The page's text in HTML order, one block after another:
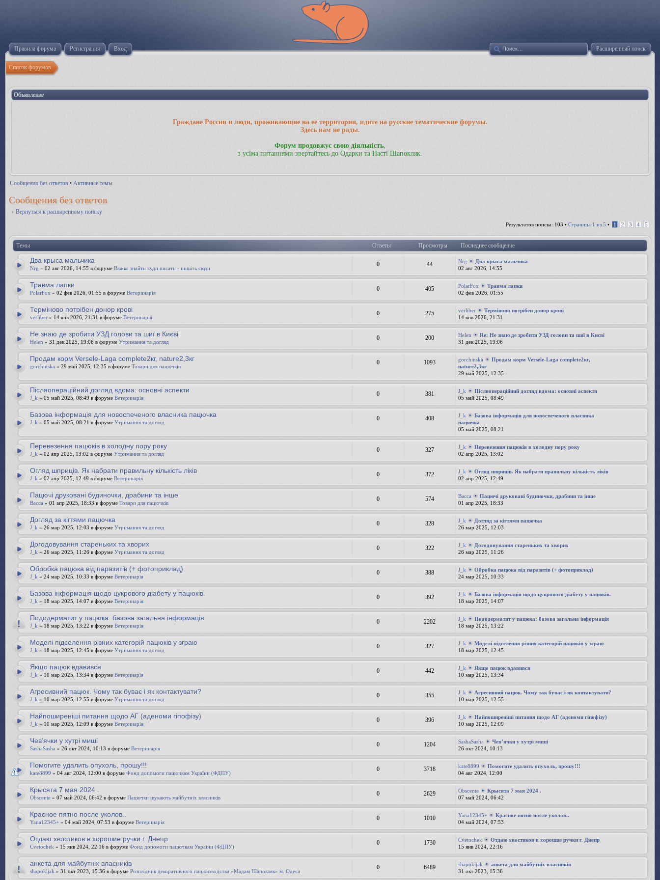
Расширенный поиск
Правила форума Регистрация Вход
Список форумов
Объявление
Граждане России и люди, проживающие на ее территории, идите на русские тематические форумы.
Здесь вам не рады.
Форум продовжує свою діяльність
з усіма питаннями звертайтесь до Одарки та Насті Шапокляк.
Сообщения без ответов • Активные темы
Сообщения без ответов
Вернуться к расширенному поиску
Результатов поиска: 103 • Страница 1 из 5 • 1 2 3 4 5
Темы Ответы Просмотры Последнее сообщение
Два крыса мальчика
Nrg » 02 авг 2026, 14:55 в форуме Важко знайти куди писати - пишіть сюди
0 44 Nrg
Два крыса мальчика
02 авг 2026, 14:55
Травма лапки
PolarFox » 02 фев 2026, 01:55 в форуме Ветеринарія
0 405 PolarFox
Травма лапки
02 фев 2026, 01:55
Терміново потрібен донор крові
verliber » 14 янв 2026, 21:31 в форуме Ветеринарія
0 275 verliber
Терміново потрібен донор крові
14 янв 2026, 21:31
Не знаю де зробити УЗД голови та шиї в Києві
Helen » 31 дек 2025, 19:06 в форуме Утримання та догляд
0 200 Helen
Re: Не знаю де зробити УЗД голови та шиї в Києві
31 дек 2025, 19:06
Продам корм Versele-Laga complete2кг, nature2,3кг
gorchinska » 29 май 2025, 12:35 в форуме Товари для пацючків
0 1093 gorchinska
Продам корм Versele-Laga complete2кг,
nature2,3кг
29 май 2025, 12:35
Післяопераційний догляд вдома: основні аспекти
J_k » 05 май 2025, 08:49 в форуме Ветеринарія
0 381 J_k
Післяопераційний догляд вдома: основні аспекти
05 май 2025, 08:49
Базова інформація для новоспеченого власника пацючка
J_k » 05 май 2025, 08:21 в форуме Утримання та догляд
0 408 J_k
Базова інформація для новоспеченого власника
пацючка
05 май 2025, 08:21
Перевезення пацюків в холодну пору року
J_k » 02 апр 2025, 13:02 в форуме Утримання та догляд
0 327 J_k
Перевезення пацюків в холодну пору року
02 апр 2025, 13:02
Огляд шприців. Як набрати правильну кількість ліків
J_k » 02 апр 2025, 12:49 в форуме Ветеринарія
0 372 J_k
Огляд шприців. Як набрати правильну кількість ліків
02 апр 2025, 12:49
Пацючі друковані будиночки, драбини та інше
Bacca » 01 апр 2025, 18:33 в форуме Товари для пацючків
0 574 Bacca
Пацючі друковані будиночки, драбини та інше
01 апр 2025, 18:33
Догляд за кігтями пацючка
J_k » 26 мар 2025, 12:03 в форуме Утримання та догляд
0 328 J_k
Догляд за кігтями пацючка
26 мар 2025, 12:03
Догодовування стареньких та хворих
J_k » 26 мар 2025, 11:26 в форуме Утримання та догляд
0 322 J_k
Догодовування стареньких та хворих
26 мар 2025, 11:26
Обробка пацюка від паразитів (+ фотоприклад)
J_k » 24 мар 2025, 10:33 в форуме Ветеринарія
0 388 J_k
Обробка пацюка від паразитів (+ фотоприклад)
24 мар 2025, 10:33
Базова інформація щодо цукрового діабету у пацюків.
J_k » 18 мар 2025, 14:07 в форуме Ветеринарія
0 392 J_k
Базова інформація щодо цукрового діабету у пацюків.
18 мар 2025, 14:07
Пододерматит у пацюка: базова загальна інформація
J_k » 18 мар 2025, 13:22 в форуме Ветеринарія
0 2202 J_k
Пододерматит у пацюка: базова загальна інформація
18 мар 2025, 13:22
Моделі підселення різних категорій пацюків у зграю
J_k » 18 мар 2025, 12:45 в форуме Утримання та догляд
0 327 J_k
Моделі підселення різних категорій пацюків у зграю
18 мар 2025, 12:45
Якщо пацюк вдавився
J_k » 10 мар 2025, 13:34 в форуме Ветеринарія
0 442 J_k
Якщо пацюк вдавився
10 мар 2025, 13:34
Агресивний пацюк. Чому так буває і як контактувати?
J_k » 10 мар 2025, 12:55 в форуме Утримання та догляд
0 355 J_k
Агресивний пацюк. Чому так буває і як контактувати?
10 мар 2025, 12:55
Найпоширеніші питання щодо АГ (аденоми гіпофізу)
J_k » 10 мар 2025, 12:09 в форуме Ветеринарія
0 396 J_k
Найпоширеніші питання щодо АГ (аденоми гіпофізу)
10 мар 2025, 12:09
Чевʼячки у хутрі миші
SashaSasha » 26 окт 2024, 10:13 в форуме Ветеринарія
0 1204 SashaSasha
Чевʼячки у хутрі миші
26 окт 2024, 10:13
Помогите удалить опухоль, прошу!!!
kate8899 » 04 авг 2024, 12:00 в форуме Фонд допомоги пацючкам України (ФДПУ)
0 3718 kate8899
Помогите удалить опухоль, прошу!!!
04 авг 2024, 12:00
Крысята 7 мая 2024 .
Obscente » 07 май 2024, 06:42 в форуме Пацючки шукають майбутніх власників
0 2629 Obscente
Крысята 7 мая 2024 .
07 май 2024, 06:42
Красное пятно после уколов..
Yana12345+ » 04 май 2024, 07:53 в форуме Ветеринарія
0 1010 Yana12345+
Красное пятно после уколов..
04 май 2024, 07:53
Отдаю хвостиков в хорошие ручки г. Днепр
Cvetochek » 15 янв 2024, 22:16 в форуме Фонд допомоги пацючкам України (ФДПУ)
0 1730 Cvetochek
Отдаю хвостиков в хорошие ручки г. Днепр
15 янв 2024, 22:16
анкета для майбутніх власників
shapokljak » 31 окт 2023, 15:36 в форуме Розплідник декоративного пацюководства «Мадам Шапокляк» м. Одеса
0 6489 shapokljak
анкета для майбутніх власників
31 окт 2023, 15:36